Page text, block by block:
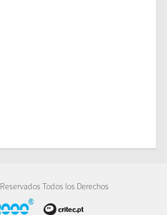
Reservados Todos los Derechos